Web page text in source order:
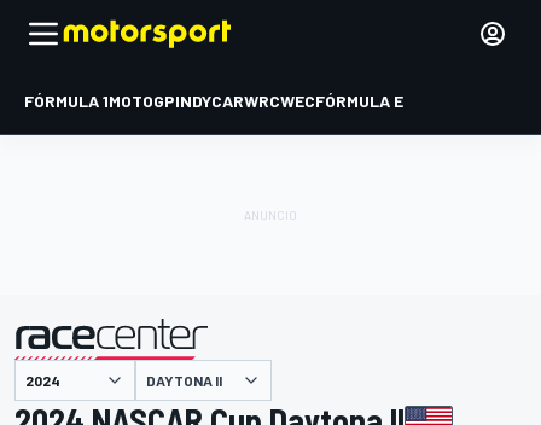
FÓRMULA 1MOTOGPINDYCARWRCWECFÓRMULA E
presentado por DAYTONA II